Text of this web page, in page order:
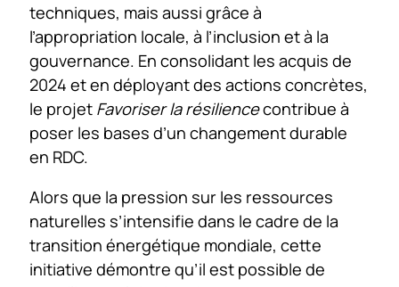
techniques, mais aussi grâce à
l’appropriation locale, à l’inclusion et à la
gouvernance. En consolidant les acquis de
2024 et en déployant des actions concrètes,
le projet Favoriser la résiliencecontribue à
poser les bases d’un changement durable
en RDC.
Alors que la pression sur les ressources
naturelles s’intensifie dans le cadre de la
transition énergétique mondiale, cette
initiative démontre qu’il est possible de